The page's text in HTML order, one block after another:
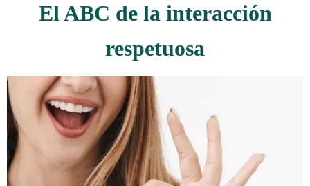
El ABC de la interacción
respetuosa